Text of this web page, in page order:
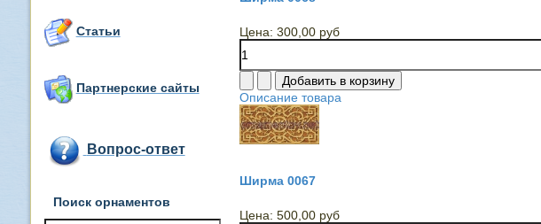
Статьи
Партнерские сайты
Вопрос-ответ
Поиск орнаментов
Цена: 300,00 руб
Описание товара
Ширма 0067
Цена: 500,00 руб